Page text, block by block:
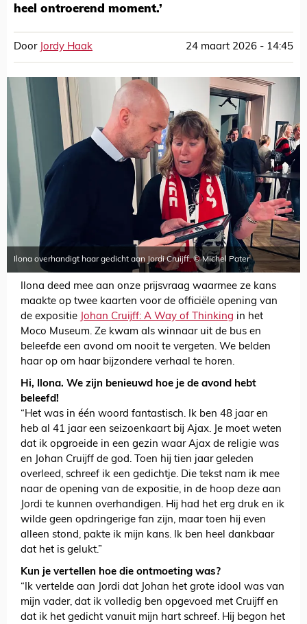
heel ontroerend moment.’
Door Jordy Haak 24 maart 2026 - 14:45
Ilona overhandigt haar gedicht aan Jordi Cruijff. © Michel Pater
Ilona deed mee aan onze prijsvraag waarmee ze kans
maakte op twee kaarten voor de officiële opening van
de expositie Johan Cruijff: A Way of Thinking in het
Moco Museum. Ze kwam als winnaar uit de bus en
beleefde een avond om nooit te vergeten. We belden
haar op om haar bijzondere verhaal te horen.
Hi, Ilona. We zijn benieuwd hoe je de avond hebt
beleefd!
“Het was in één woord fantastisch. Ik ben 48 jaar en
heb al 41 jaar een seizoenkaart bij Ajax. Je moet weten
dat ik opgroeide in een gezin waar Ajax de religie was
en Johan Cruijff de god. Toen hij tien jaar geleden
overleed, schreef ik een gedichtje. Die tekst nam ik mee
naar de opening van de expositie, in de hoop deze aan
Jordi te kunnen overhandigen. Hij had het erg druk en ik
wilde geen opdringerige fan zijn, maar toen hij even
alleen stond, pakte ik mijn kans. Ik ben heel dankbaar
dat het is gelukt.”
Kun je vertellen hoe die ontmoeting was?
“Ik vertelde aan Jordi dat Johan het grote idool was van
mijn vader, dat ik volledig ben opgevoed met Cruijff en
dat ik het gedicht vanuit mijn hart schreef. Hij begon het